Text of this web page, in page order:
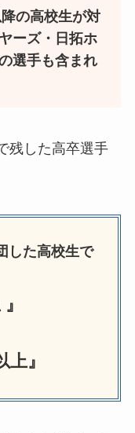
の高校生が対
ーズ・日拓ホ
選手も含まれ
残した高卒選手
した高校生で
』